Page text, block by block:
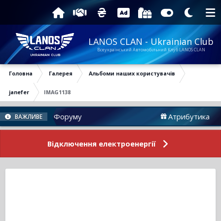
LANOS CLAN - Ukrainian Club
Всеукраїнський Автомобільний Клуб LANOS CLAN
Головна Галерея Альбоми наших користувачів
janefer IMAG1138
ВАЖЛИВЕ
Новини Форуму Атрибутика
Відключення електроенергії